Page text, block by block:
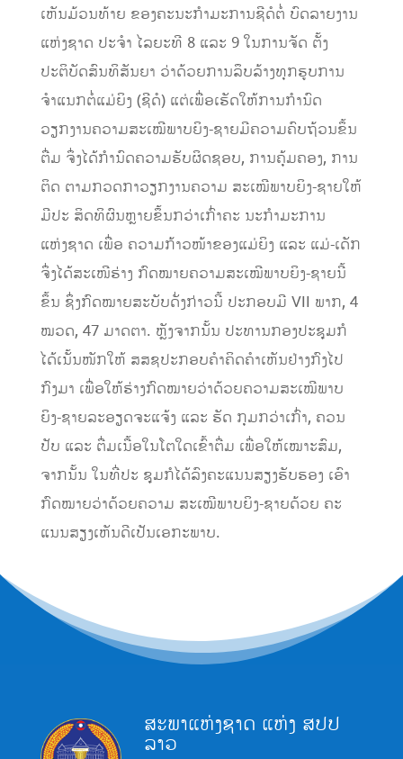
ເຫັນມ້ວນທ້າຍ ຂອງຄະນະກຳມະການຊີດໍຕໍ່ ບົດລາຍງານ
ແຫ່ງຊາດ ປະຈຳ ໄລຍະທີ 8 ແລະ 9 ໃນການຈັດ ຕັ້ງ
ປະຕິບັດສົນທິສັນຍາ ວ່າດ້ວຍການລຶບລ້າງທຸກຮູບການ
ຈຳແນກຕໍ່ແມ່ຍິງ (ຊີດໍ) ແຕ່ເພື່ອເຮັດໃຫ້ການກຳນົດ
ວຽກງານຄວາມສະເໝີພາບຍິງ-ຊາຍມີຄວາມຄົບຖ້ວນຂຶ້ນ
ຕື່ມ ຈຶ່ງໄດ້ກຳນົດຄວາມຮັບຜິດຊອບ, ການຄຸ້ມຄອງ, ການ
ຕິດ ຕາມກວດກາວຽກງານຄວາມ ສະເໝີພາບຍິງ-ຊາຍໃຫ້
ມີປະ ສິດທິຜົນຫຼາຍຂຶ້ນກວ່າເກົ່າຄະ ນະກຳມະການ
ແຫ່ງຊາດ ເພື່ອ ຄວາມກ້າວໜ້າຂອງແມ່ຍິງ ແລະ ແມ່-ເດັກ
ຈຶ່ງໄດ້ສະເໜີຮ່າງ ກົດໝາຍຄວາມສະເໝີພາບຍິງ-ຊາຍນີ້
ຂຶ້ນ ຊຶ່ງກົດໝາຍສະບັບດັ່ງກ່າວນີ້ ປະກອບມີ VII ພາກ, 4
ໝວດ, 47 ມາດຕາ. ຫຼັງຈາກນັ້ນ ປະທານກອງປະຊຸມກໍ
ໄດ້ເນັ້ນໜັກໃຫ້ ສສຊປະກອບຄຳຄິດຄຳເຫັນຢ່າງກົງໄປ
ກົງມາ ເພື່ອໃຫ້ຮ່າງກົດໝາຍວ່າດ້ວຍຄວາມສະເໝີພາບ
ຍິງ-ຊາຍລະອຽດຈະແຈ້ງ ແລະ ຮັດ ກຸມກວ່າເກົ່າ, ຄວນ
ປັບ ແລະ ຕື່ມເນື້ອໃນໂຕໃດເຂົ້າຕື່ມ ເພື່ອໃຫ້ເໝາະສົມ,
ຈາກນັ້ນ ໃນທີ່ປະ ຊຸມກໍໄດ້ລົງຄະແນນສຽງຮັບຮອງ ເອົາ
ກົດໝາຍວ່າດ້ວຍຄວາມ ສະເໝີພາບຍິງ-ຊາຍດ້ວຍ ຄະ
ແນນສຽງເຫັນດີເປັນເອກະພາບ.
ສະພາແຫ່ງຊາດ ແຫ່ງ ສປປ
ລາວ